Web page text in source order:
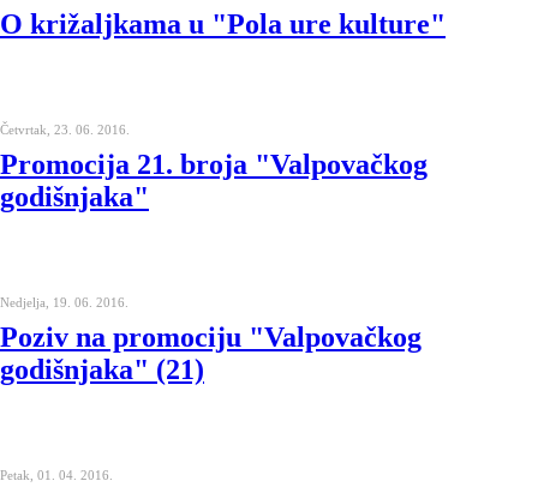
O križaljkama u "Pola ure kulture"
Četvrtak, 23. 06. 2016.
Promocija 21. broja "Valpovačkog
godišnjaka"
Nedjelja, 19. 06. 2016.
Poziv na promociju "Valpovačkog
godišnjaka" (21)
Petak, 01. 04. 2016.